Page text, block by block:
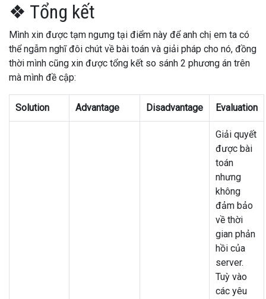
❖ Tổng kết
Mình xin được tạm ngưng tại điểm này để anh chị em ta có
thể ngẫm nghĩ đôi chút về bài toán và giải pháp cho nó, đồng
thời mình cũng xin được tổng kết so sánh 2 phương án trên
mà mình đề cập:
Solution Advantage Disadvantage Evaluation
Giải quyết
được bài
toán
nhưng
không
đảm bảo
về thời
gian phản
hồi của
server.
Tuỳ vào
các yêu